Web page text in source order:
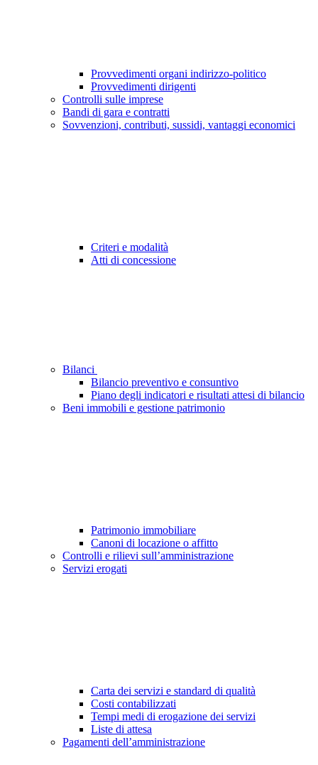
Provvedimenti organi indirizzo-politico
Provvedimenti dirigenti
Controlli sulle imprese
Bandi di gara e contratti
Sovvenzioni, contributi, sussidi, vantaggi economici
Criteri e modalità
Atti di concessione
Bilanci
Bilancio preventivo e consuntivo
Piano degli indicatori e risultati attesi di bilancio
Beni immobili e gestione patrimonio
Patrimonio immobiliare
Canoni di locazione o affitto
Controlli e rilievi sull’amministrazione
Servizi erogati
Carta dei servizi e standard di qualità
Costi contabilizzati
Tempi medi di erogazione dei servizi
Liste di attesa
Pagamenti dell’amministrazione